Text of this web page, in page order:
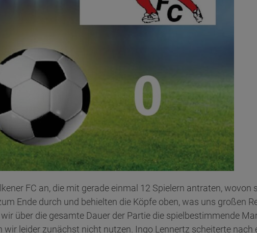
FC an, die mit gerade einmal 12 Spielern antraten, wovon
Ende durch und behielten die Köpfe oben, was uns großen
über die gesamte Dauer der Partie die spielbestimmende
leider zunächst nicht nutzen. Ingo Lennertz scheiterte nach